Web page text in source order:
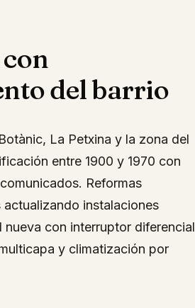
del barrio
La Petxina y la zona del
entre 1900 y 1970 con
Reformas
instalaciones
nueva con interruptor diferencial
y climatización por